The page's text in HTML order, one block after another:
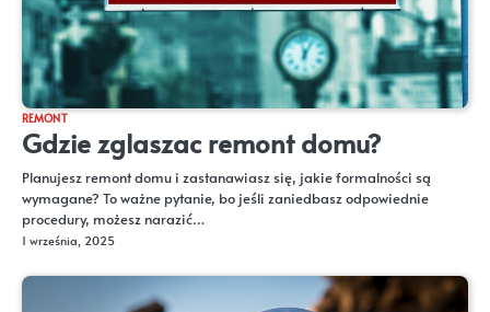
REMONT
Gdzie zglaszac remont domu?
Planujesz remont domu i zastanawiasz się, jakie formalności są
wymagane? To ważne pytanie, bo jeśli zaniedbasz odpowiednie
procedury, możesz narazić…
1 września, 2025